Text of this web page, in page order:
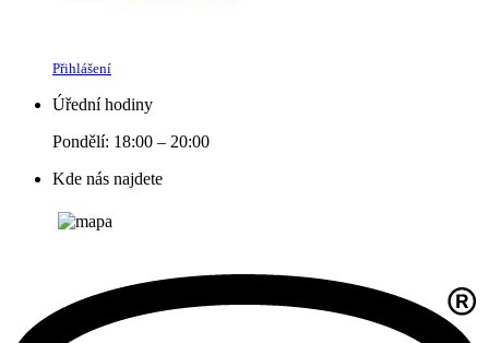
Přihlášení
Úřední hodiny
Pondělí: 18:00 – 20:00
Kde nás najdete